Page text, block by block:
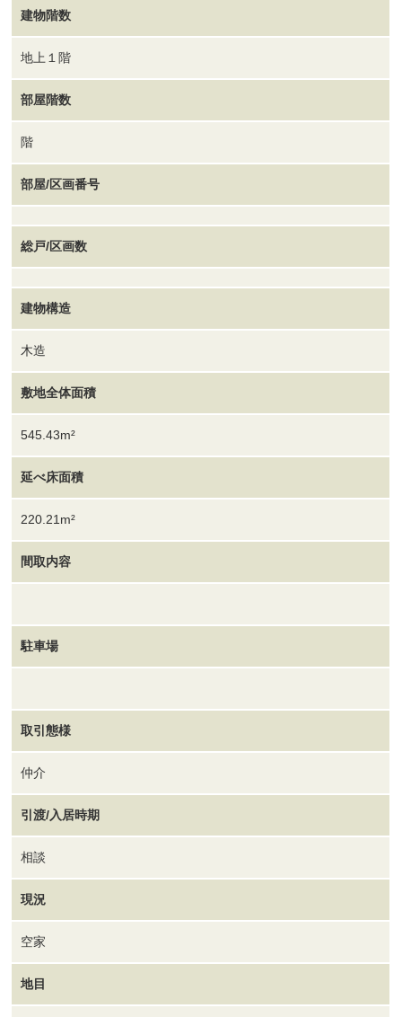
建物階数
地上１階
部屋階数
階
部屋/区画番号
総戸/区画数
建物構造
木造
敷地全体面積
545.43m²
延べ床面積
220.21m²
間取内容
駐車場
取引態様
仲介
引渡/入居時期
相談
現況
空家
地目